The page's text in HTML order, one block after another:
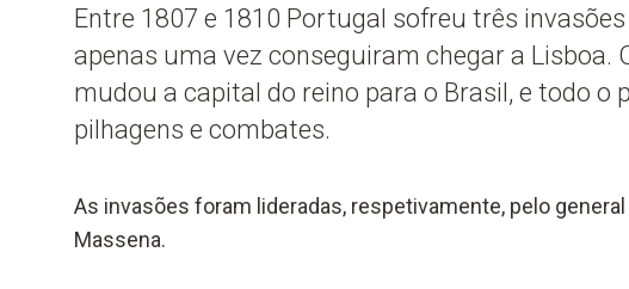
Entre 1807 e 1810 Portugal sofreu três
apenas uma vez conseguiram chegar a Lisboa.
mudou a capital do reino para o Brasil, e todo o
pilhagens e combates.
As invasões foram lideradas, respetivamente, pelo
Massena.